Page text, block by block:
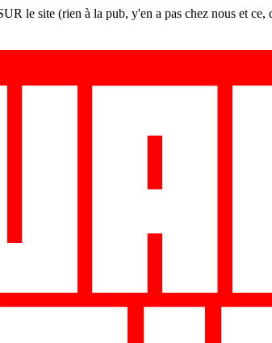
le site (rien à la pub, y'en a pas chez nous et ce,